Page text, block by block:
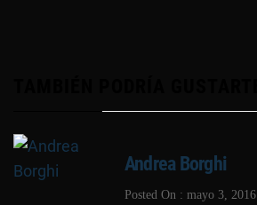
Andrea Borghi
Posted On : mayo 3, 2016